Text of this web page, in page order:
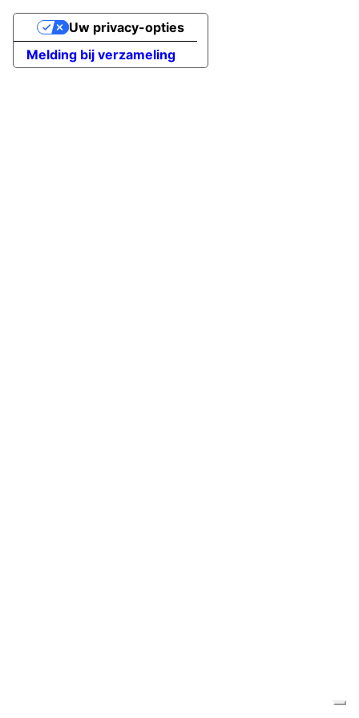
Melding bij verzameling
Uw privacy-opties